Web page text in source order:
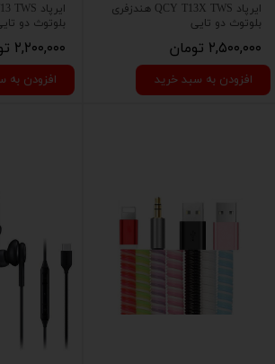
ایرپاد QCY T13X TWS هندزفری
بلوتوث دو تایی
۲,۵۰۰,۰۰۰ تومان
افزودن به سبد خرید
بلوتوث دو
۲,۲۰۰,۰۰۰ تومان
افزودن به